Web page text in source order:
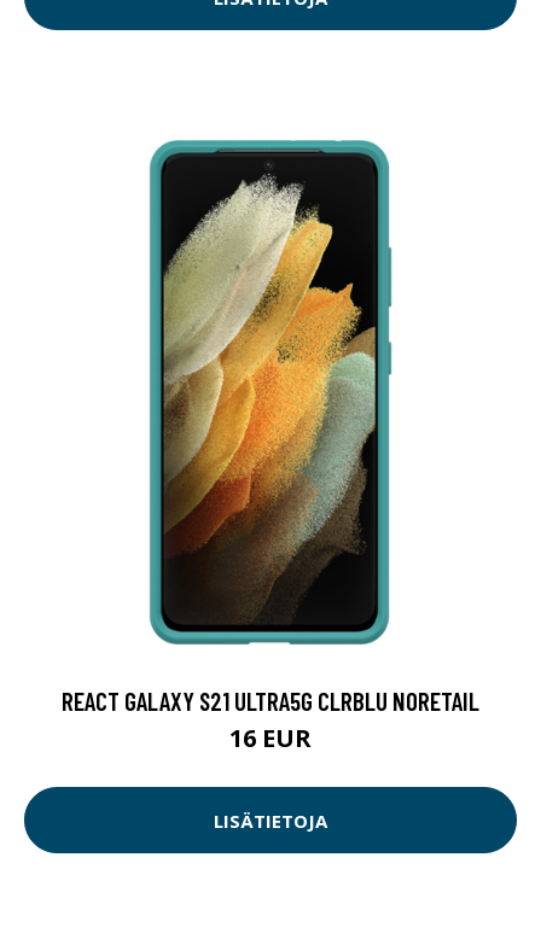
REACT GALAXY S21 ULTRA5G CLRBLU NORETAIL
16 EUR
LISÄTIETOJA